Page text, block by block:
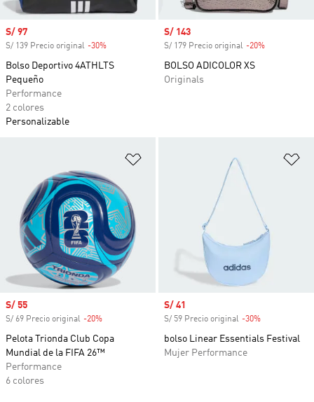
Precio de venta
S/ 97
S/ 139 Precio original -30%
Bolso Deportivo 4ATHLTS
Pequeño
Performance
2 colores
Personalizable
Precio de venta
S/ 143
S/ 179 Precio original -20%
BOLSO ADICOLOR XS
Originals
Añadir a la lista de deseos
Precio de venta
S/ 55
S/ 69 Precio original -20%
Pelota Trionda Club Copa
Mundial de la FIFA 26™
Performance
6 colores
Precio de venta
S/ 41
S/ 59 Precio original -30%
bolso Linear Essentials Festival
Mujer Performance